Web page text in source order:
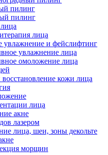
пилинг
пилинг
лица
увлажнение и фейслифтинг
увлажнение лица
омоложение лица
восстановление кожи лица
лица
акне
лазером
лица, шеи, зоны декольте
морщин